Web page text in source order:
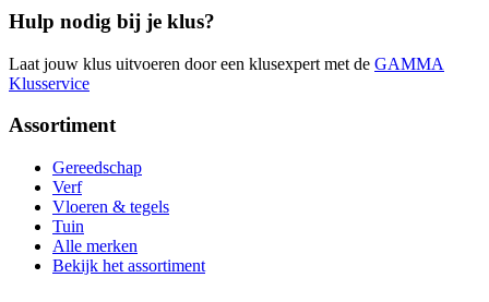
Hulp nodig bij je klus?
Laat jouw klus uitvoeren door een klusexpert met de GAMMA
Klusservice
Assortiment
Gereedschap
Verf
Vloeren & tegels
Tuin
Alle merken
Bekijk het assortiment